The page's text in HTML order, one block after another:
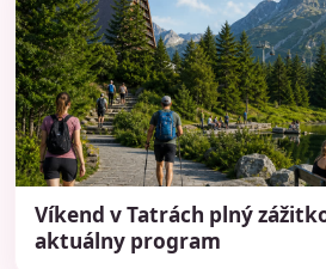
Víkend v Tatrách plný
aktuálny program